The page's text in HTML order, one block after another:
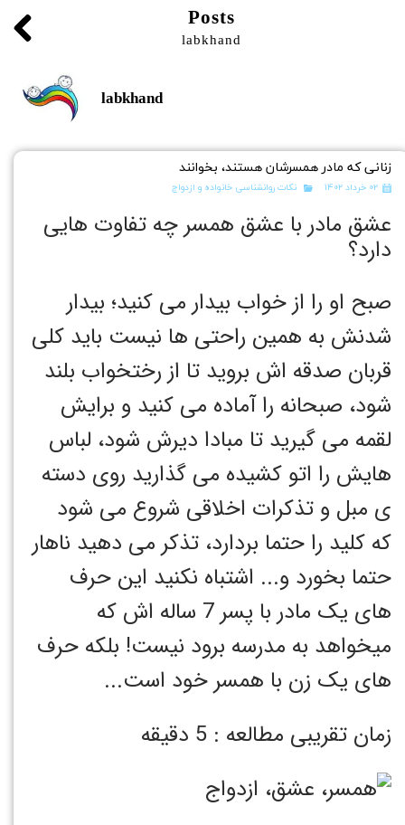
Posts
labkhand
labkhand
زنانی که مادر همسرشان هستند، بخوانند
۰۲ خرداد ۱۴۰۲ نکات روانشناسی خانواده و ازدواج
عشق مادر با عشق همسر چه تفاوت هایی
دارد؟
صبح او را از خواب بیدار می کنید؛ بیدار
شدنش به همین راحتی ها نیست باید کلی
قربان صدقه اش بروید تا از رختخواب بلند
شود، صبحانه را آماده می کنید و برایش
لقمه می گیرید تا مبادا دیرش شود، لباس
هایش را اتو کشیده می گذارید روی دسته
ی مبل و تذکرات اخلاقی شروع می شود
که کلید را حتما بردارد، تذکر می دهید ناهار
حتما بخورد و... اشتباه نکنید این حرف
های یک مادر با پسر 7 ساله اش که
میخواهد به مدرسه برود نیست! بلکه حرف
های یک زن با همسر خود است...
زمان تقریبی مطالعه : 5 دقیقه